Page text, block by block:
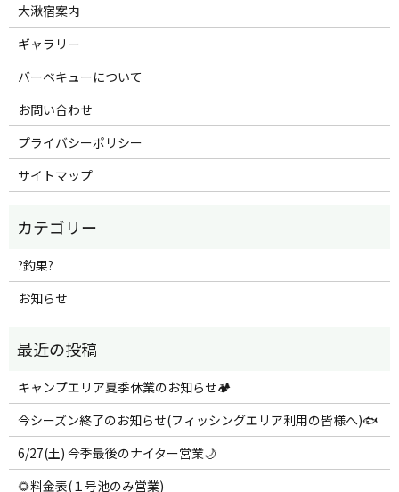
大湫宿案内
ギャラリー
バーベキューについて
お問い合わせ
プライバシーポリシー
サイトマップ
?釣果?
お知らせ
キャンプエリア夏季休業のお知らせ🏕️
今シーズン終了のお知らせ(フィッシングエリア利用の皆様へ)🐟
6/27(土) 今季最後のナイター営業🌙
🌻料金表(１号池のみ営業)